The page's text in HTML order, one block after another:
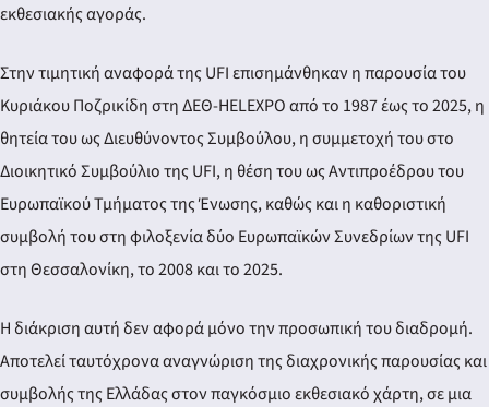
εκθεσιακής αγοράς.
Στην τιμητική αναφορά της UFI επισημάνθηκαν η παρουσία του
Κυριάκου Ποζρικίδη στη ΔΕΘ-HELEXPO από το 1987 έως το 2025, η
θητεία του ως Διευθύνοντος Συμβούλου, η συμμετοχή του στο
Διοικητικό Συμβούλιο της UFI, η θέση του ως Αντιπροέδρου του
Ευρωπαϊκού Τμήματος της Ένωσης, καθώς και η καθοριστική
συμβολή του στη φιλοξενία δύο Ευρωπαϊκών Συνεδρίων της UFI
στη Θεσσαλονίκη, το 2008 και το 2025.
Η διάκριση αυτή δεν αφορά μόνο την προσωπική του διαδρομή.
Αποτελεί ταυτόχρονα αναγνώριση της διαχρονικής παρουσίας και
συμβολής της Ελλάδας στον παγκόσμιο εκθεσιακό χάρτη, σε μια